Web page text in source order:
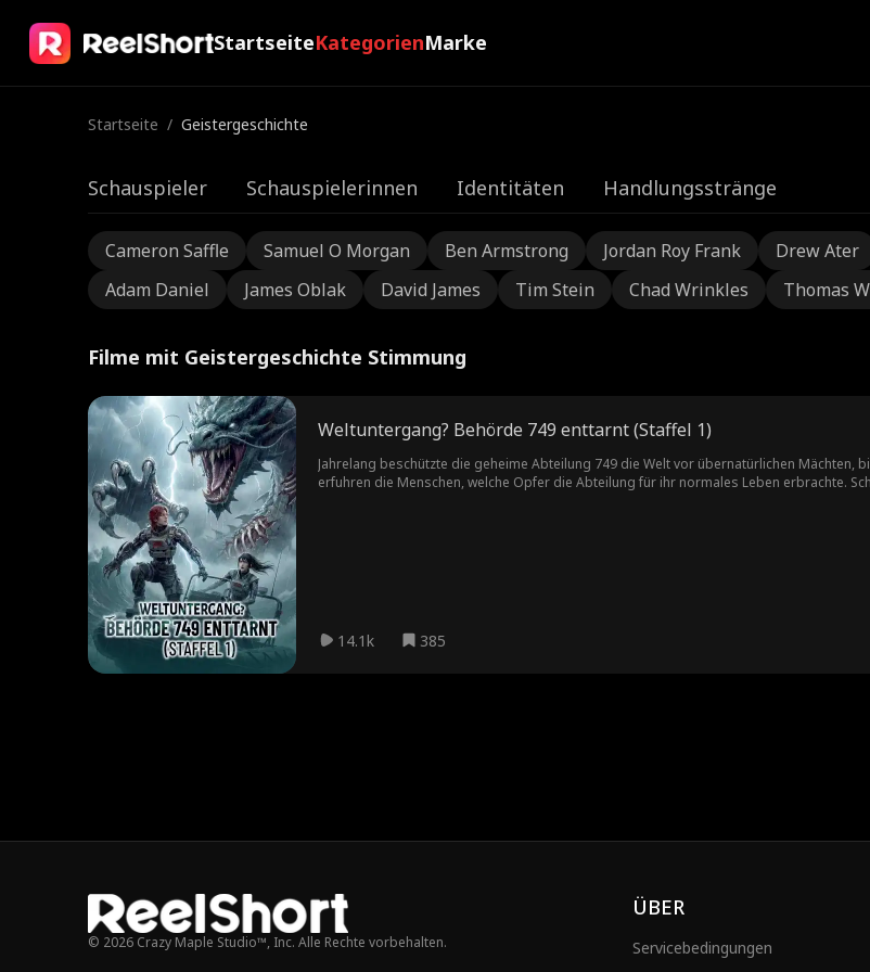
StartseiteKategorienMarke
Startseite / Geistergeschichte
Schauspieler Schauspielerinnen Identitäten Handlungsstränge
Cameron Saffle Samuel O Morgan Ben Armstrong Jordan Roy Frank Drew Ater
Adam Daniel
James Oblak David James Tim Stein Chad Wrinkles Thomas
Filme mit Geistergeschichte Stimmung
Weltuntergang? Behörde 749 enttarnt (Staffel 1)
Jahrelang beschützte die geheime Abteilung 749 die Welt vor übernatürlichen Mächten,
erfuhren die Menschen, welche Opfer die Abteilung für ihr normales Leben erbrachte.
14.1k 385
© 2026 Crazy Maple Studio™, Inc. Alle Rechte vorbehalten.
ÜBER
Servicebedingungen